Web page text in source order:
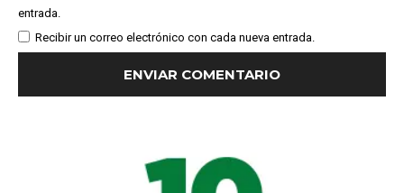
entrada.
Recibir un correo electrónico con cada nueva entrada.